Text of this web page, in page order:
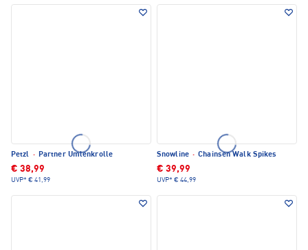
Petzl · Partner Umlenkrolle
€ 38,99
UVP* € 41,99
Snowline · Chainsen Walk Spikes
€ 39,99
UVP* € 44,99